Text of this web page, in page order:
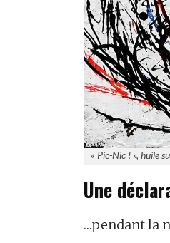
« Pic-Nic ! », huile
Une
…pendant la